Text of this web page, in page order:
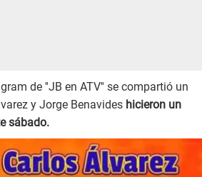
de ''JB en ATV'' se compartió un
y Jorge Benavides hicieron un
sábado.